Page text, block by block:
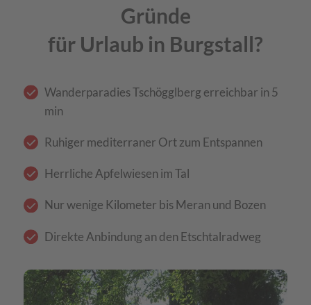
Gründe
für Urlaub in Burgstall?
Wanderparadies Tschögglberg erreichbar in 5
min
Ruhiger mediterraner Ort zum Entspannen
Herrliche Apfelwiesen im Tal
Nur wenige Kilometer bis Meran und Bozen
Direkte Anbindung an den Etschtalradweg